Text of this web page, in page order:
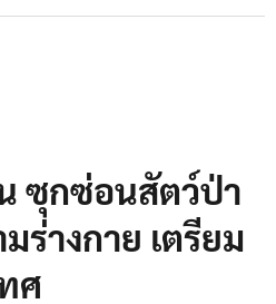
ซุกซ่อนสัตว์ป่า
ร่างกาย เตรียม
ศ